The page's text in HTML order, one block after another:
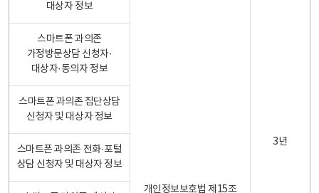
개인정보보호법 제15조
대상자 정보
3년
스마트폰 과의존
가정방문상담 신청자·
대상자·동의자 정보
스마트폰 과의존 집단상담
신청자 및 대상자 정보
스마트폰 과의존 전화·포털
상담 신청자 및 대상자 정보